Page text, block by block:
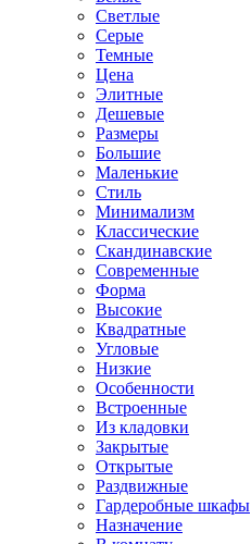
Светлые
Серые
Темные
Цена
Элитные
Дешевые
Размеры
Большие
Маленькие
Стиль
Минимализм
Классические
Скандинавские
Современные
Форма
Высокие
Квадратные
Угловые
Низкие
Особенности
Встроенные
Из кладовки
Закрытые
Открытые
Раздвижные
Гардеробные шкафы
Назначение